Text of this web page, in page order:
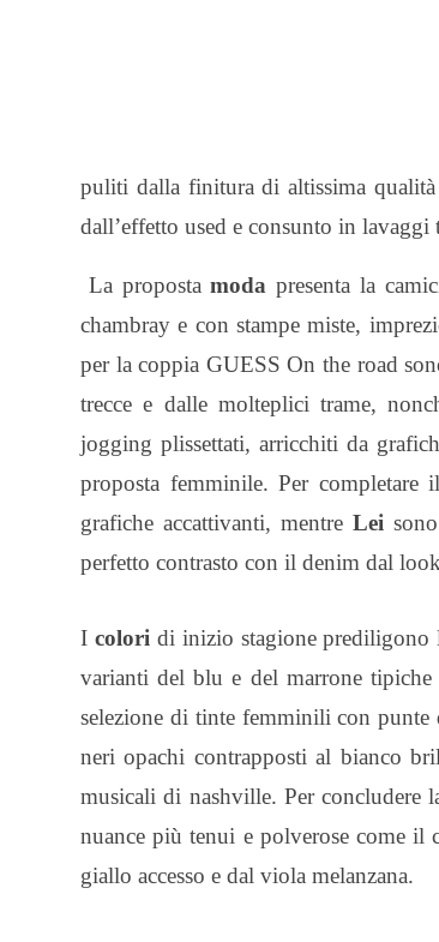
puliti dalla finitura di altissima
dall’effetto used e consunto in
La propostamodapresenta la
chambray e con stampe miste,
per la coppia GUESS On the road
trecce e dalle molteplici trame,
jogging plissettati, arricchiti da
proposta femminile. Per completare
grafiche accattivanti, mentre Lei
perfetto contrasto con il denim dal
I colori di inizio stagione prediligono
varianti del blu e del marrone
selezione di tinte femminili con punte
neri opachi contrapposti al bianco
musicali di nashville. Per concludere
nuance più tenui e polverose come
giallo accesso e dal viola melanzana.